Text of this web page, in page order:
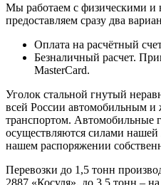
Мы работаем с физическими
предоставляем сразу два
Оплата на расчётный
Безналичный расчет.
MasterCard.
Уголок стальной гнутый
всей России автомобильным
транспортом. Автомобильные
осуществляются силами
нашем распоряжении
Перевозки до 1,5 тонн
2887 «Косуля», до 3,5 тонн –